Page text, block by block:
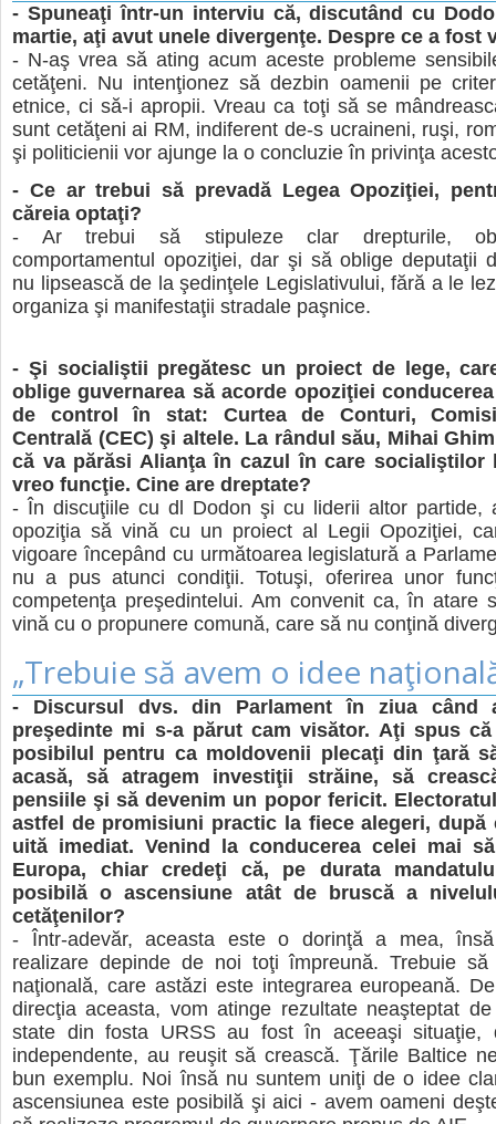
- Spuneaţi într-un interviu că, discutând cu
martie, aţi avut unele divergenţe. Despre ce a fost
- N-aş vrea să ating acum aceste probleme
cetăţeni. Nu intenţionez să dezbin oamenii pe
etnice, ci să-i apropii. Vreau ca toţi să se
sunt cetăţeni ai RM, indiferent de-s ucraineni, ruşi,
şi politicienii vor ajunge la o concluzie în privinţa
- Ce ar trebui să prevadă Legea Opoziţiei,
căreia optaţi?
- Ar trebui să stipuleze clar drepturile,
comportamentul opoziţiei, dar şi să oblige deputaţii
nu lipsească de la şedinţele Legislativului, fără a le
organiza şi manifestaţii stradale paşnice.
- Şi socialiştii pregătesc un proiect de lege,
oblige guvernarea să acorde opoziţiei
de control în stat: Curtea de Conturi,
Centrală (CEC) şi altele. La rândul său, Mihai
că va părăsi Alianţa în cazul în care socialiştilor
vreo funcţie. Cine are dreptate?
- În discuţiile cu dl Dodon şi cu liderii altor partide,
opoziţia să vină cu un proiect al Legii Opoziţiei,
vigoare începând cu următoarea legislatură a
nu a pus atunci condiţii. Totuşi, oferirea unor
competenţa preşedintelui. Am convenit ca, în atare
vină cu o propunere comună, care să nu conţină
„Trebuie să avem o idee
- Discursul dvs. din Parlament în ziua când
preşedinte mi s-a părut cam visător. Aţi spus
posibilul pentru ca moldovenii plecaţi din ţară
acasă, să atragem investiţii străine, să
pensiile şi să devenim un popor fericit.
astfel de promisiuni practic la fiece alegeri, după
uită imediat. Venind la conducerea celei mai
Europa, chiar credeţi că, pe durata
posibilă o ascensiune atât de bruscă a
cetăţenilor?
- Într-adevăr, aceasta este o dorinţă a mea,
realizare depinde de noi toţi împreună. Trebuie
naţională, care astăzi este integrarea europeană.
direcţia aceasta, vom atinge rezultate neaşteptat
state din fosta URSS au fost în aceeaşi situaţie,
independente, au reuşit să crească. Ţările Baltice
bun exemplu. Noi însă nu suntem uniţi de o idee
ascensiunea este posibilă şi aici - avem oameni